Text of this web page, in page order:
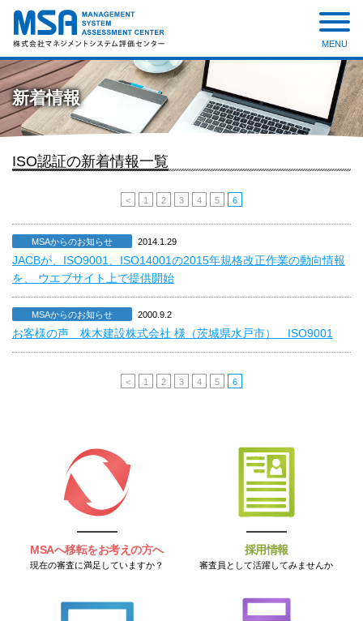
株式会社 マネジメントシステ
ム評価センター
MENU
新着情報
ISO認証の新着情報一覧
< 1 2 3 4 5 6
MSAからのお知らせ 2014.1.29
JACBが、ISO9001、ISO14001の2015年規格改正作業の動向情報
を、 ウエブサイト上で提供開始
MSAからのお知らせ 2000.9.2
お客様の声 株木建設株式会社 様（茨城県水戸市） ISO9001
< 1 2 3 4 5 6
MSAへ移転をお考えの方へ
現在の審査に満足していますか？
採用情報
審査員として活躍してみませんか